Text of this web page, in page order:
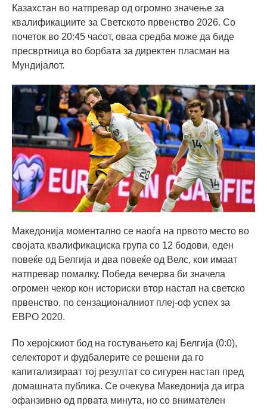
Казахстан во натпревар од огромно значење за
квалификациите за Светското првенство 2026. Со
почеток во 20:45 часот, оваа средба може да биде
пресвртница во борбата за директен пласман на
Мундијалот.
Македонија моментално се наоѓа на првото место во
својата квалификациска група со 12 бодови, еден
повеќе од Белгија и два повеќе од Велс, кои имаат
натпревар помалку. Победа вечерва би значела
огромен чекор кон историски втор настап на светско
првенство, по сензационалниот плеј-оф успех за
ЕВРО 2020.
По херојскиот бод на гостувањето кај Белгија (0:0),
селекторот и фудбалерите се решени да го
капитализираат тој резултат со сигурен настап пред
домашната публика. Се очекува Македонија да игра
офанзивно од првата минута, но со внимателен